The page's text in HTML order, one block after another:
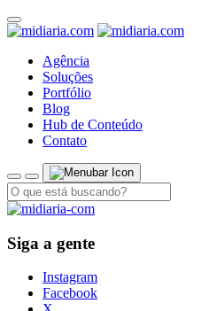
Agência
Soluções
Portfólio
Blog
Hub de Conteúdo
Contato
Siga a gente
Instagram
Facebook